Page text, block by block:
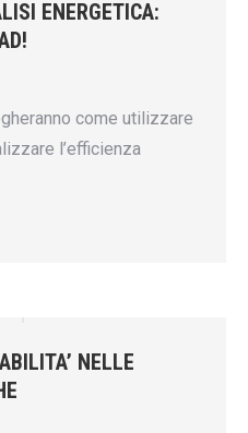
ENERGETICA:
come utilizzare
l’efficienza
NELLE